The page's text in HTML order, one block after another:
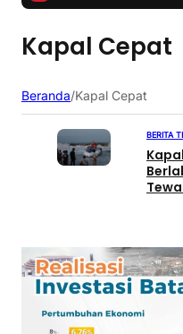
Kapal Cepat
Beranda/Kapal Cepat
BERITA